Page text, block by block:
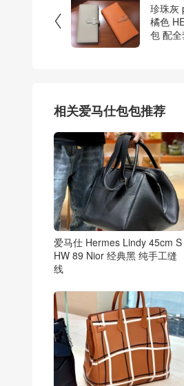

珍珠灰
橘色
包 配
相关爱马仕包包推荐
爱马仕 Hermes Lindy 45cm S
HW 89 Nior 经典黑 纯手工缝
线